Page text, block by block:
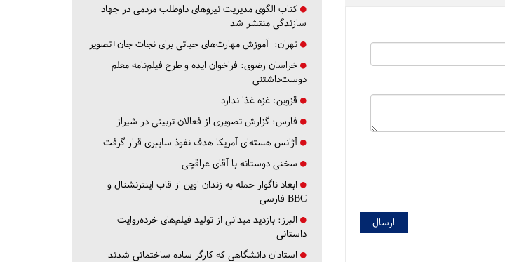
کتاب الگوی مدیریت نیروهای داوطلب مردمی در جهاد
سازندگی منتشر شد
تهران: آموزش مهارت‌های حیاتی برای نجات جان+تصویر
خراسان رضوی: فراخوان ایده و طرح فیلم‌نامه معلم
دوست‌داشتنی
قزوین: غزه غذا ندارد
فارس: گزارش تصویری از فعالان تربیتی در شیراز
آژانس هسته‌ای آمریکا هدف نفوذ سایبری قرار گرفت
سخنی دوستانه با آقای عراقچی
ابعاد ناگوار حمله به زندان اوین از قاب اینترنشنال و
BBC فارسی
البرز: بازدید میدانی از تولید فیلم‌های خرده‌روایت
داستانی
استادان دانشگاهی که کارگر ساده ساختمانی شدند